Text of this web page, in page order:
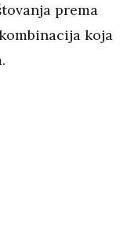
prema
koja